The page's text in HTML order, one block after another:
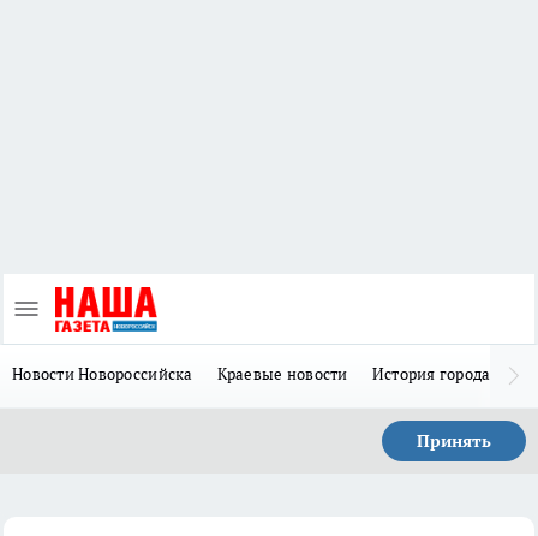
Новости Новороссийска Краевые новости История города Н
Принять